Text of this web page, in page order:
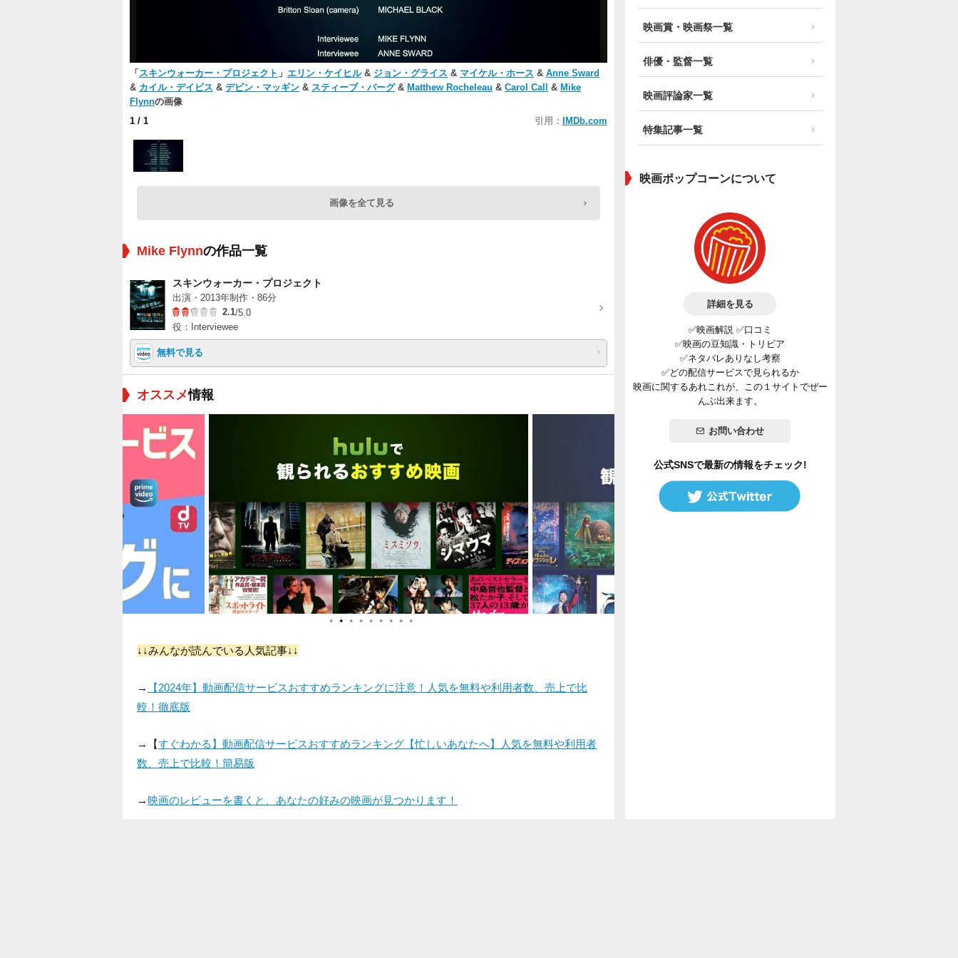
「 スキンウォーカー・プロジェクト 」 エリン・ケイヒル& ジョン・グライス & マイケル・ホース & Anne Sward
& カイル・デイビス & デビン・マッギン & スティーブ・バーグ& Matthew Rocheleau & Carol Call & Mike
Flynnの画像
1 / 1 引用： IMDb.com
画像を全て見る
Mike Flynnの作品一覧
スキンウォーカー・プロジェクト
出演・2013年制作・86分
2.1/5.0
役：Interviewee
無料で見る
オススメ情報
● ● ● ● ● ● ● ● ●
↓↓みんなが読んでいる人気記事↓↓
→
【2024年】動画配信サービスおすすめランキングに注意！人気を無料や利用者数、売上で比
較！徹底版
→【すぐわかる】動画配信サービスおすすめランキング【忙しいあなたへ】人気を無料や利用者
数、売上で比較！簡易版
→映画のレビューを書くと、あなたの好みの映画が見つかります！
映画賞・映画祭一覧
俳優・監督一覧
映画評論家一覧
特集記事一覧
映画ポップコーンについて
詳細を見る
✅映画解説 ✅口コミ
✅映画の豆知識・トリビア
✅ネタバレありなし考察
✅どの配信サービスで見られるか
映画に関するあれこれが、この１サイトでぜー
んぶ出来ます。
お問い合わせ
公式SNSで最新の情報をチェック!